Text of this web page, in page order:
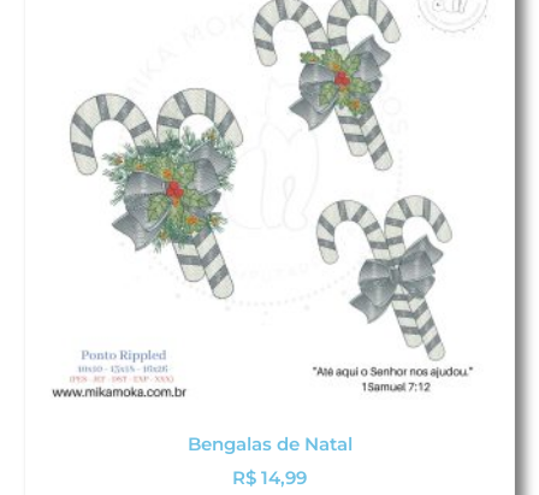
Bengalas de Natal
R$ 14,99